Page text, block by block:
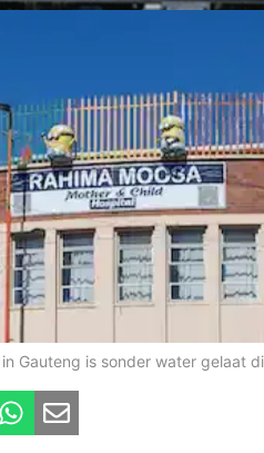
Gauteng is sonder water gelaat